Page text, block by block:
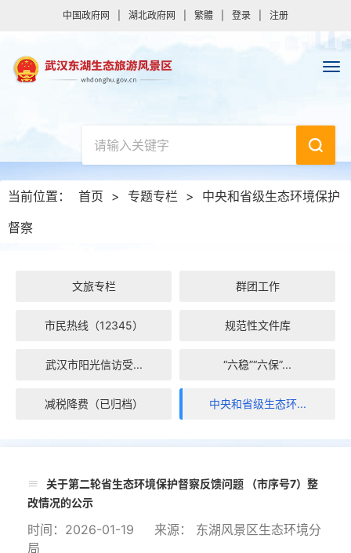
中国政府网 湖北政府网 繁體 登录 注册
当前位置： 首页 > 专题专栏 >
中央和省级生态环境保护
督察
文旅专栏 群团工作
市民热线（12345） 规范性文件库
武汉市阳光信访受... “六稳”“六保”...
减税降费（已归档） 中央和省级生态环...
关于第二轮省生态环境保护督察反馈问题 （市序号7）整
改情况的公示
时间：2026-01-19 来源： 东湖风景区生态环境分
局